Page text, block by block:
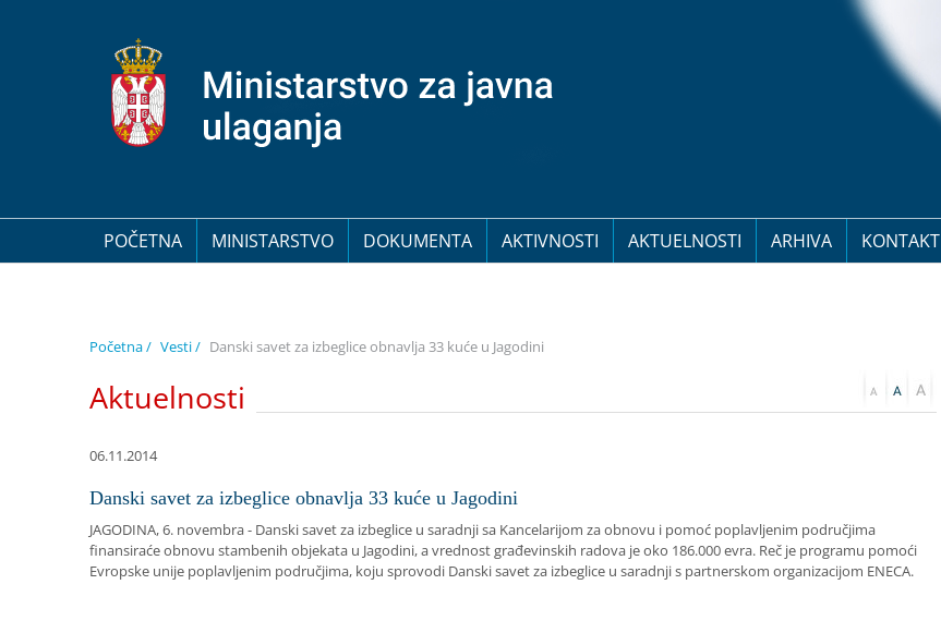
POČETNA MINISTARSTVO DOKUMENTA AKTIVNOSTI AKTUELNOSTI ARHIVA KONTAKT
Početna / Vesti / Danski savet za izbeglice obnavlja 33 kuće u Jagodini
Aktuelnosti
06.11.2014
Danski savet za izbeglice obnavlja 33 kuće u Jagodini
JAGODINA, 6. novembra - Danski savet za izbeglice u saradnji sa Kancelarijom za obnovu i pomoć poplavljenim područjima
finansiraće obnovu stambenih objekata u Jagodini, a vrednost građevinskih radova je oko 186.000 evra. Reč je programu pomoći
Evropske unije poplavljenim područjima, koju sprovodi Danski savet za izbeglice u saradnji s partnerskom organizacijom ENECA.